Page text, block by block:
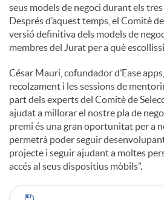
seus models de negoci durant els
Després d’aquest temps, el Comitè
versió definitiva dels models de
membres del Jurat per a què
César Mauri, cofundador d’Ease
recolzament i les sessions de
part dels experts del Comitè de
ajudat a millorar el nostre pla de
premi és una gran oportunitat per a
permetrà poder seguir
projecte i seguir ajudant a moltes
accés al seus dispositius mòbils”.